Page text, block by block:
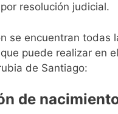
resolución judicial.
se encuentran todas
puede realizar en
de Santiago:
de